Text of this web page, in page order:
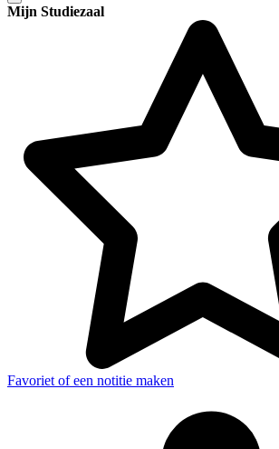
Mijn Studiezaal
Favoriet of een notitie maken